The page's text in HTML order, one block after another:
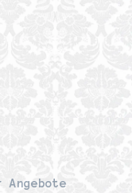
Angebote